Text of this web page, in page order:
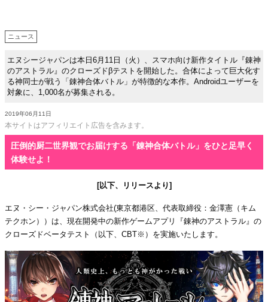
ニュース
エヌシージャパンは本日6月11日（火）、スマホ向け新作タイトル『錬神
のアストラル』のクローズドβテストを開始した。合体によって巨大化す
る神同士が戦う「錬神合体バトル」が特徴的な本作。Androidユーザーを
対象に、1,000名が募集される。
2019年06月11日
本サイトはアフィリエイト広告を含みます。
圧倒的厨二世界観でお届けする「錬神合体バトル」をひと足早く
体験せよ！
[以下、リリースより]
エヌ・シー・ジャパン株式会社(東京都港区、代表取締役：金澤憲（キム
テクホン））は、現在開発中の新作ゲームアプリ『錬神のアストラル』の
クローズドベータテスト（以下、CBT※）を実施いたします。